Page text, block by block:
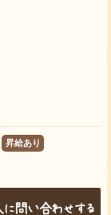
昇給あり